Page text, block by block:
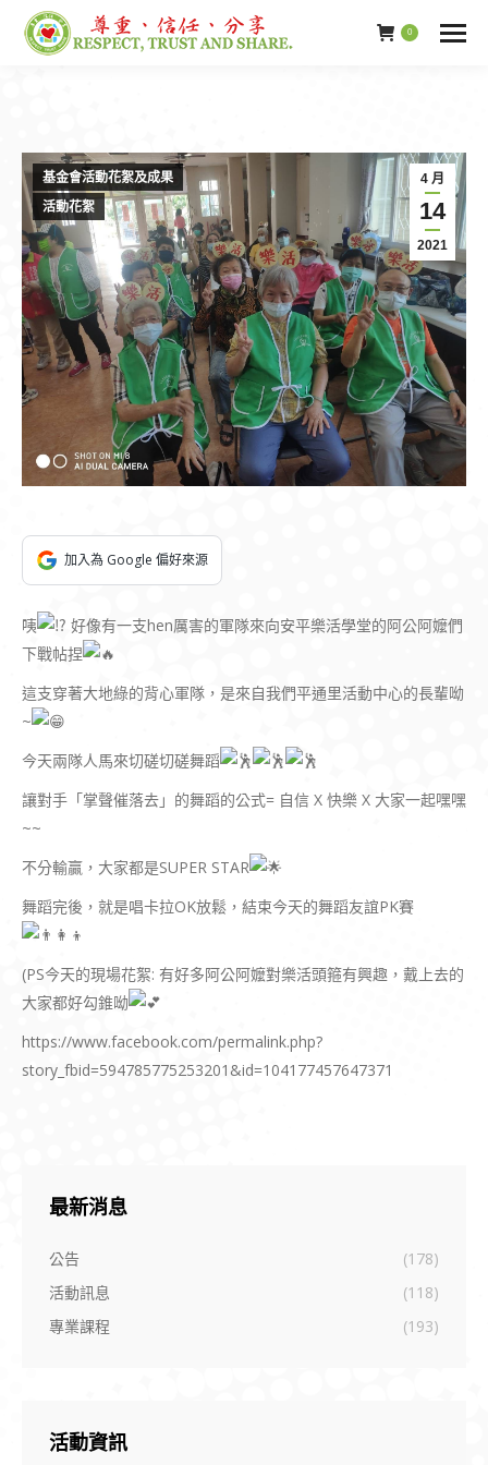
0
4 月
14
2021
基金會活動花絮及成果
活動花絮
加入為 Google 偏好來源
咦
好像有一支hen厲害的軍隊來向安平樂活學堂的阿公阿嬤們
下戰帖捏
這支穿著大地綠的背心軍隊，是來自我們平通里活動中心的長輩呦
~
今天兩隊人馬來切磋切磋舞蹈
讓對手「掌聲催落去」的舞蹈的公式= 自信 X 快樂 X 大家一起嘿嘿
~~
不分輸贏，大家都是SUPER STAR
舞蹈完後，就是唱卡拉OK放鬆，結束今天的舞蹈友誼PK賽
(PS今天的現場花絮: 有好多阿公阿嬤對樂活頭箍有興趣，戴上去的
大家都好勾錐呦
https://www.facebook.com/permalink.php?
story_fbid=594785775253201&id=104177457647371
最新消息
公告
(178)
活動訊息
(118)
專業課程
(193)
活動資訊